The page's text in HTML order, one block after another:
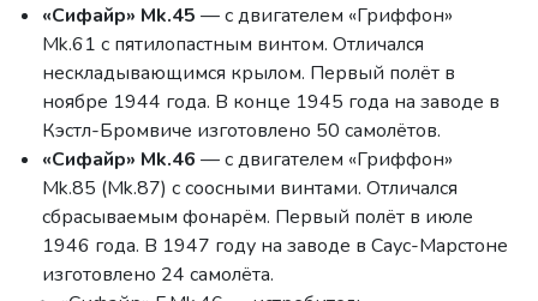
«Сифайр» Mk.45 — с двигателем «Гриффон»
Mk.61 с пятилопастным винтом. Отличался
нескладывающимся крылом. Первый полёт в
ноябре 1944 года. В конце 1945 года на заводе в
Кэстл-Бромвиче изготовлено 50 самолётов.
«Сифайр» Mk.46 — с двигателем «Гриффон»
Mk.85 (Mk.87) с соосными винтами. Отличался
сбрасываемым фонарём. Первый полёт в июле
1946 года. В 1947 году на заводе в Саус-Марстоне
изготовлено 24 самолёта.